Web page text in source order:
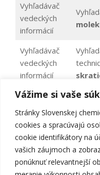
Vážime si vaše
Stránky Slovenskej
cookies a spracúvajú
cookie identifikátory na
vašich záujmoch a
ponúknuť relevantnejší
Vyhľadávač
vedeckých
informácií
Vyhľadávač
vedeckých
informácií
Vyhľadávač
vedeckých
informácií
Vyhľadávač
vedeckých
informácií
zdroji